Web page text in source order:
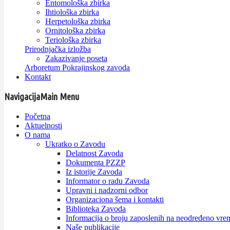
Entomološka zbirka
Ihtiološka zbirka
Herpetološka zbirka
Ornitološka zbirka
Teriološka zbirka
Prirodnjačka izložba
Zakazivanje poseta
Arboretum Pokrajinskog zavoda
Kontakt
NavigacijaMain Menu
Početna
Aktuelnosti
O nama
Ukratko o Zavodu
Delatnost Zavoda
Dokumenta PZZP
Iz istorije Zavoda
Informator o radu Zavoda
Upravni i nadzorni odbor
Organizaciona šema i kontakti
Biblioteka Zavoda
Informacija o broju zaposlenih na neodređeno
Naše publikacije